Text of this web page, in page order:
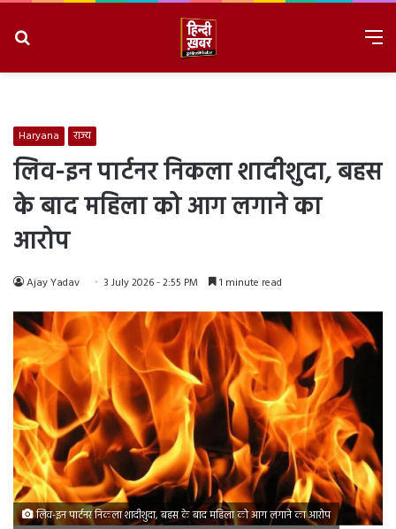
Haryana राज्य
लिव-इन पार्टनर निकला शादीशुदा, बहस
के बाद महिला को आग लगाने का
आरोप
Ajay Yadav 3 July 2026 - 2:55 PM 1 minute read
लिव-इन पार्टनर निकला शादीशुदा, बहस के बाद महिला को आग लगाने का आरोप